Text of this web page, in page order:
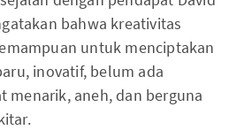
bahwa kreativitas
untuk menciptakan
inovatif, belum ada
menarik, aneh, dan berguna